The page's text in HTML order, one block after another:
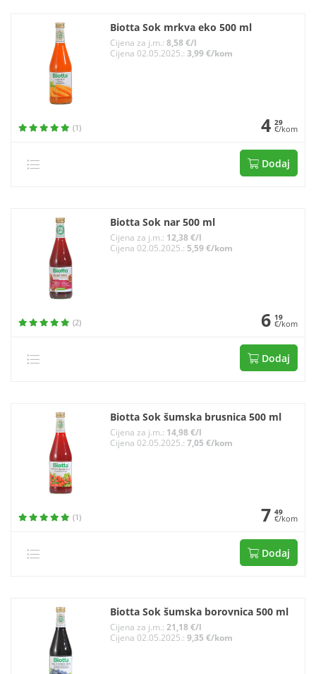
Biotta Sok mrkva eko 500 ml
Cijena za j.m.: 8,58 €/l
Cijena 02.05.2025.: 3,99 €/kom
(1) 4 29
€/kom
Dodaj
Biotta Sok nar 500 ml
Cijena za j.m.: 12,38 €/l
Cijena 02.05.2025.: 5,59 €/kom
(2) 6 19
€/kom
Dodaj
Biotta Sok šumska brusnica 500 ml
Cijena za j.m.: 14,98 €/l
Cijena 02.05.2025.: 7,05 €/kom
(1) 7 49
€/kom
Dodaj
Biotta Sok šumska borovnica 500 ml
Cijena za j.m.: 21,18 €/l
Cijena 02.05.2025.: 9,35 €/kom